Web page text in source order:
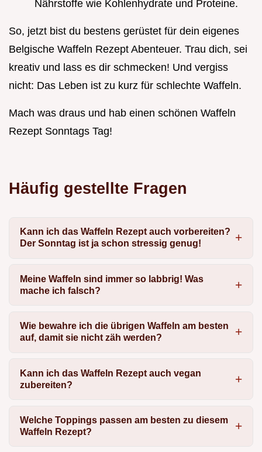
Nährstoffe wie Kohlenhydrate und Proteine.
So, jetzt bist du bestens gerüstet für dein eigenes
Belgische Waffeln Rezept Abenteuer. Trau dich, sei
kreativ und lass es dir schmecken! Und vergiss
nicht: Das Leben ist zu kurz für schlechte Waffeln.
Mach was draus und hab einen schönen Waffeln
Rezept Sonntags Tag!
Häufig gestellte Fragen
Kann ich das Waffeln Rezept auch vorbereiten?
Der Sonntag ist ja schon stressig genug!
Meine Waffeln sind immer so labbrig! Was
mache ich falsch?
Wie bewahre ich die übrigen Waffeln am besten
auf, damit sie nicht zäh werden?
Kann ich das Waffeln Rezept auch vegan
zubereiten?
Welche Toppings passen am besten zu diesem
Waffeln Rezept?